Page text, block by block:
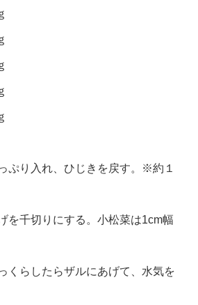
ぷり入れ、ひじきを戻す。※約１
を千切りにする。小松菜は1cm幅
らしたらザルにあげて、水気を